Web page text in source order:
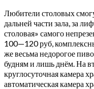
Любители столовых
дальней части зала, за
столовая» самого
100—120 руб,
же весьма недорогое
будням и лишь днём. На
круглосуточная камера
автоматическая камера